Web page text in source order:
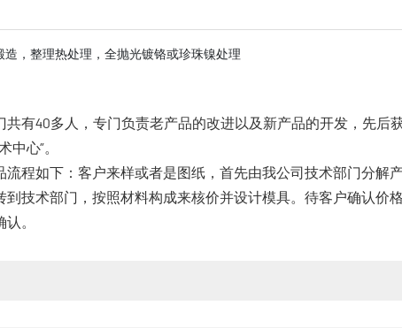
造，整理热处理，全抛光镀铬或珍珠镍处理
共有40多人，专门负责老产品的改进以及新产品的开发，先后
中心”。
流程如下：客户来样或者是图纸，首先由我公司技术部门分解
到技术部门，按照材料构成来核价并设计模具。待客户确认价
。